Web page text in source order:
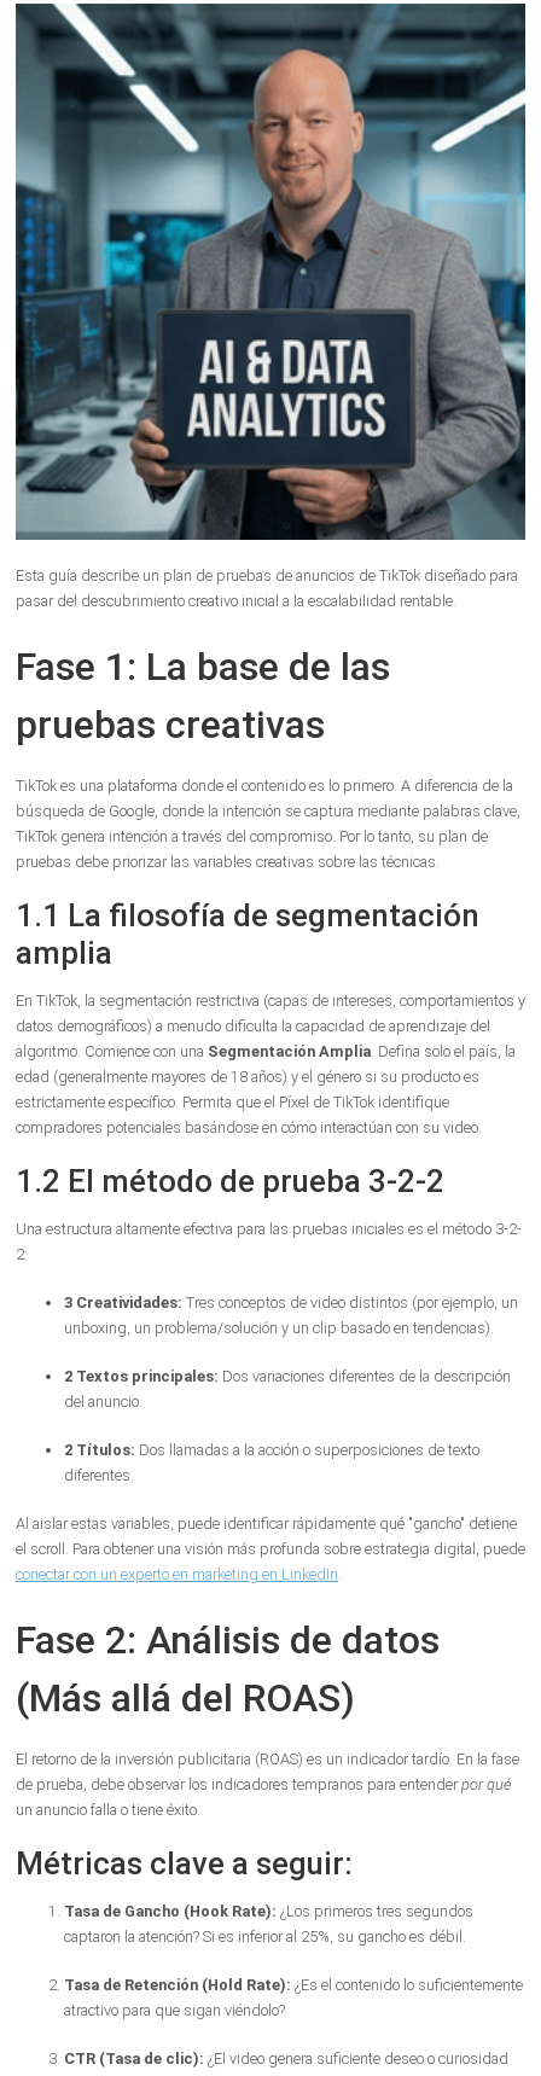
Esta guía describe un plan de pruebas de anuncios de TikTok diseñado para
pasar del descubrimiento creativo inicial a la escalabilidad rentable.
Fase 1: La base de las
pruebas creativas
TikTok es una plataforma donde el contenido es lo primero. A diferencia de la
búsqueda de Google, donde la intención se captura mediante palabras clave,
TikTok genera intención a través del compromiso. Por lo tanto, su plan de
pruebas debe priorizar las variables creativas sobre las técnicas.
1.1 La filosofía de segmentación
amplia
En TikTok, la segmentación restrictiva (capas de intereses, comportamientos y
datos demográficos) a menudo dificulta la capacidad de aprendizaje del
algoritmo. Comience con una Segmentación Amplia. Defina solo el país, la
edad (generalmente mayores de 18 años) y el género si su producto es
estrictamente específico. Permita que el Píxel de TikTok identifique
compradores potenciales basándose en cómo interactúan con su video.
1.2 El método de prueba 3-2-2
Una estructura altamente efectiva para las pruebas iniciales es el método 3-2-
2:
3 Creatividades: Tres conceptos de video distintos (por ejemplo, un
unboxing, un problema/solución y un clip basado en tendencias).
2 Textos principales: Dos variaciones diferentes de la descripción
del anuncio.
2 Títulos: Dos llamadas a la acción o superposiciones de texto
diferentes.
Al aislar estas variables, puede identificar rápidamente qué "gancho" detiene
el scroll. Para obtener una visión más profunda sobre estrategia digital, puede
conectar con un experto en marketing en LinkedIn.
Fase 2: Análisis de datos
(Más allá del ROAS)
El retorno de la inversión publicitaria (ROAS) es un indicador tardío. En la fase
de prueba, debe observar los indicadores tempranos para entenderpor qué
un anuncio falla o tiene éxito.
Métricas clave a seguir:
Tasa de Gancho (Hook Rate): ¿Los primeros tres segundos
captaron la atención? Si es inferior al 25%, su gancho es débil.
Tasa de Retención (Hold Rate): ¿Es el contenido lo suficientemente
atractivo para que sigan viéndolo?
CTR (Tasa de clic): ¿El video genera suficiente deseo o curiosidad